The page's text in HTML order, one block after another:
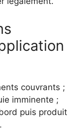
couvrants ;
imminente ;
puis produit